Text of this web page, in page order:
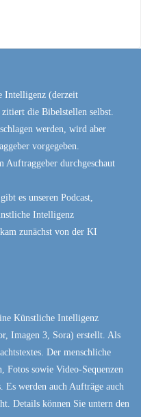
Intelligenz (derzeit
die Bibelstellen selbst.
werden, wird aber
vorgegeben.
Auftraggeber durchgeschaut
es unseren Podcast,
Intelligenz
zunächst von der KI
Künstliche Intelligenz
Imagen 3, Sora) erstellt. Als
Der menschliche
sowie Video-Sequenzen
Es werden auch Aufträge auch
Details können Sie untern den